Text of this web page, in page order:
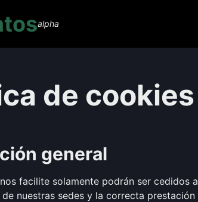
alpha
de cookies
general
facilite solamente podrán ser cedidos
nuestras sedes y la correcta